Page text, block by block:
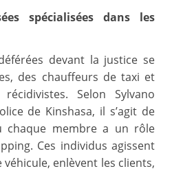
spécialisées dans les
devant la justice se
des chauffeurs de taxi et
Selon Sylvano
de Kinshasa, il s’agit de
chaque membre a un rôle
Ces individus agissent
enlèvent les clients,